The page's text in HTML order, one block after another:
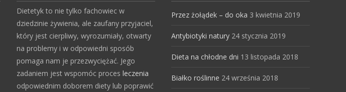
Dietetyk to nie tylko fachowiec w
dziedzinie żywienia, ale zaufany przyjaciel,
który jest cierpliwy, wyrozumiały, otwarty
na problemy i w odpowiedni sposób
pomaga nam je przezwyciężać. Jego
zadaniem jest wspomóc proces leczenia
odpowiednim doborem diety lub poprawić
Przez żołądek – do oka 3 kwietnia 2019
Antybiotyki natury 24 stycznia 2019
Dieta na chłodne dni 13 listopada 2018
Białko roślinne 24 września 2018